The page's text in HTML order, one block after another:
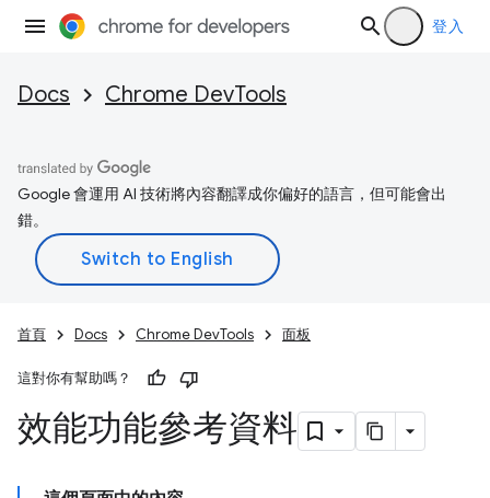
登入
Docs Chrome DevTools
Google 會運用 AI 技術將內容翻譯成你偏好的語言，但可能會出
錯。
首頁 Docs Chrome DevTools 面板
這對你有幫助嗎？
效能功能參考資料